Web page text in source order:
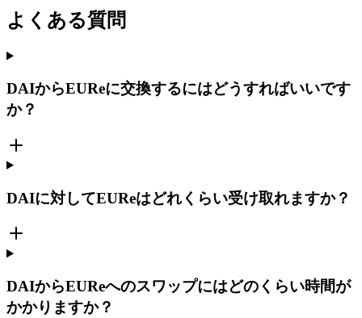
よくある質問
DAIからEUReに交換するにはどうすればいいです
か？
DAIに対してEUReはどれくらい受け取れますか？
DAIからEUReへのスワップにはどのくらい時間が
かかりますか？